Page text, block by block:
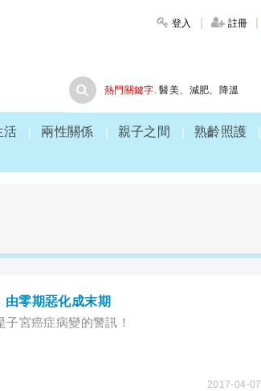
登入 註冊
熱門關鍵字. 醫美、 減肥、 降溫
活 兩性關係 親子之間 熟齡照護
由零期惡化成末期
宮癌症病變的警訊！
2017-04-07